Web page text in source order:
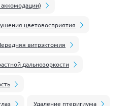
цветовосприятия
витрэктомия
дальнозоркости
Удаление птеригиума